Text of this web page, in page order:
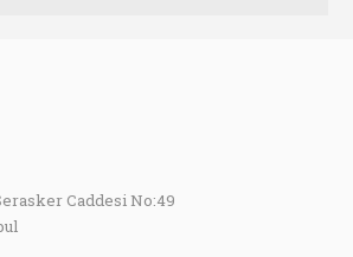
Caddesi No:49